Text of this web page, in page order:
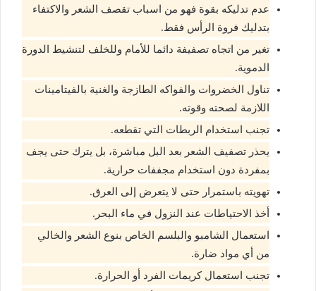
عدم تدليكه بقوة فهو من اسباب تقصف الشعر والاكتفاء
بتدليك فروة الرأس فقط.
تغير من اتجاه تصفيفة دائما للأمام وللخلف لتنشيط الدورة
الدموية.
تناول الخضروات والفواكه الطازجة والغنية بالفيتامينات
اللازمة لصحته وقوته.
تجنب استخدام الربطات التي تقطعه.
يحذر تصفيف الشعر بعد البل مباشرة، بل يترك حتى يجف
بمفردة دون استخدام مجففات حرارية.
تهويته باستمرار حتى لا يتعرض إلى العرق.
أخذ الاحتياطات عند النزول في ماء البحر.
استعمال الشامبو والبلسم الخاص بنوع الشعر والخالي
من أي مواد ضارة.
تجنب استعمال كريمات الفرد أو الحرارة.